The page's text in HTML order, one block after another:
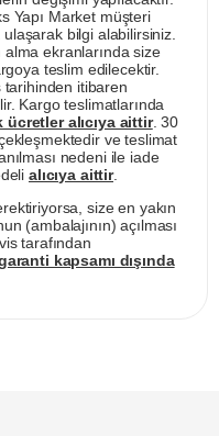
Yapı Market müşteri
ulaşarak bilgi alabilirsiniz.
ekranlarında size
teslim edilecektir.
itibaren
Kargo teslimatlarında
ücretler alıcıya aittir. 30
ve teslimat
nedeni ile iade
alıcıya aittir.
size en yakın
(ambalajının) açılması
tarafından
kapsamı dışında